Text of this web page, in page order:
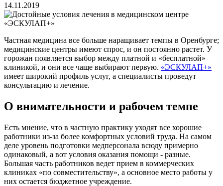
14.11.2019
Частная медицина все больше наращивает темпы в Оренбурге;
медицинские центры имеют спрос, и он постоянно растет. У
горожан появляется выбор между платной и «бесплатной»
клиникой, и они все чаще выбирают первую. «ЭСКУЛАП+»
имеет широкий профиль услуг, а специалисты проведут
консультацию и лечение.
О внимательности и рабочем темпе
Есть мнение, что в частную практику уходят все хорошие
работники из-за более комфортных условий труда. На самом
деле уровень подготовки медперсонала всюду примерно
одинаковый, а вот условия оказания помощи - разные.
Большая часть работников ведет прием в коммерческих
клиниках «по совместительству», а основное место работы у
них остается бюджетное учреждение.